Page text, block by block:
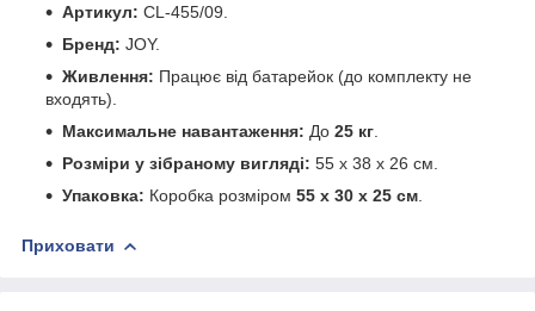
Артикул: CL-455/09.
Бренд: JOY.
Живлення: Працює від батарейок (до комплекту не
входять).
Максимальне навантаження: До 25 кг
Розміри у зібраному вигляді: 55 х 38 х 26 см.
Упаковка: Коробка розміром 55 х 30 х 25 см
Приховати